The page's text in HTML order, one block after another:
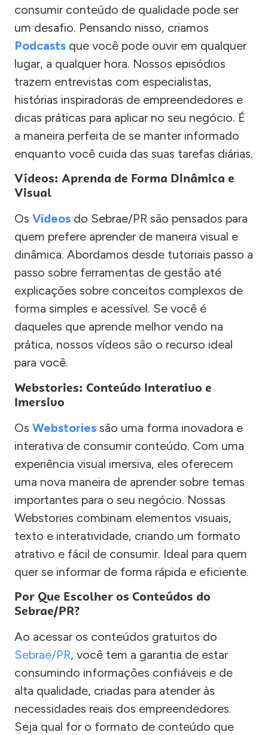
consumir conteúdo de qualidade pode ser
um desafio. Pensando nisso, criamos
Podcasts que você pode ouvir em qualquer
lugar, a qualquer hora. Nossos episódios
trazem entrevistas com especialistas,
histórias inspiradoras de empreendedores e
dicas práticas para aplicar no seu negócio. É
a maneira perfeita de se manter informado
enquanto você cuida das suas tarefas diárias.
Vídeos: Aprenda de Forma Dinâmica e
Visual
Os Vídeos do Sebrae/PR são pensados para
quem prefere aprender de maneira visual e
dinâmica. Abordamos desde tutoriais passo a
passo sobre ferramentas de gestão até
explicações sobre conceitos complexos de
forma simples e acessível. Se você é
daqueles que aprende melhor vendo na
prática, nossos vídeos são o recurso ideal
para você.
Webstories: Conteúdo Interativo e
Imersivo
Os Webstories são uma forma inovadora e
interativa de consumir conteúdo. Com uma
experiência visual imersiva, eles oferecem
uma nova maneira de aprender sobre temas
importantes para o seu negócio. Nossas
Webstories combinam elementos visuais,
texto e interatividade, criando um formato
atrativo e fácil de consumir. Ideal para quem
quer se informar de forma rápida e eficiente.
Por Que Escolher os Conteúdos do
Sebrae/PR?
Ao acessar os conteúdos gratuitos do
Sebrae/PR, você tem a garantia de estar
consumindo informações confiáveis e de
alta qualidade, criadas para atender às
necessidades reais dos empreendedores.
Seja qual for o formato de conteúdo que